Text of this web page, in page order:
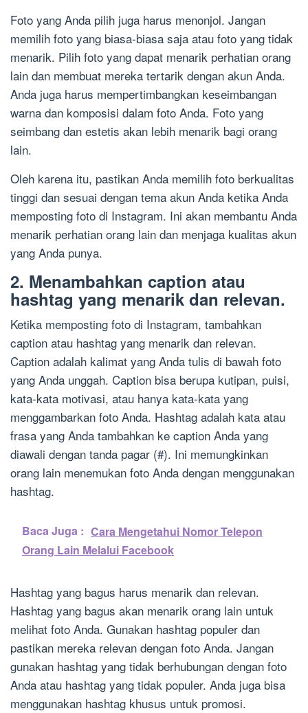
Foto yang Anda pilih juga harus menonjol. Jangan
memilih foto yang biasa-biasa saja atau foto yang tidak
menarik. Pilih foto yang dapat menarik perhatian orang
lain dan membuat mereka tertarik dengan akun Anda.
Anda juga harus mempertimbangkan keseimbangan
warna dan komposisi dalam foto Anda. Foto yang
seimbang dan estetis akan lebih menarik bagi orang
lain.
Oleh karena itu, pastikan Anda memilih foto berkualitas
tinggi dan sesuai dengan tema akun Anda ketika Anda
memposting foto di Instagram. Ini akan membantu Anda
menarik perhatian orang lain dan menjaga kualitas akun
yang Anda punya.
2. Menambahkan caption atau
hashtag yang menarik dan relevan.
Ketika memposting foto di Instagram, tambahkan
caption atau hashtag yang menarik dan relevan.
Caption adalah kalimat yang Anda tulis di bawah foto
yang Anda unggah. Caption bisa berupa kutipan, puisi,
kata-kata motivasi, atau hanya kata-kata yang
menggambarkan foto Anda. Hashtag adalah kata atau
frasa yang Anda tambahkan ke caption Anda yang
diawali dengan tanda pagar (#). Ini memungkinkan
orang lain menemukan foto Anda dengan menggunakan
hashtag.
Baca Juga : Cara Mengetahui Nomor Telepon
Orang Lain Melalui Facebook
Hashtag yang bagus harus menarik dan relevan.
Hashtag yang bagus akan menarik orang lain untuk
melihat foto Anda. Gunakan hashtag populer dan
pastikan mereka relevan dengan foto Anda. Jangan
gunakan hashtag yang tidak berhubungan dengan foto
Anda atau hashtag yang tidak populer. Anda juga bisa
menggunakan hashtag khusus untuk promosi.